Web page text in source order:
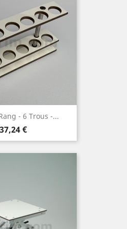
- 6 Trous -...
Prezzo
37,24 €